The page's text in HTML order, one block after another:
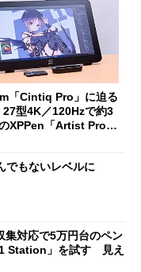
「Cintiq Pro」に迫る
型4K／120Hzで約3
XPPen「Artist Pro 2
でもないレベルに
対応で5万円台のペン
Station」を試す 見え